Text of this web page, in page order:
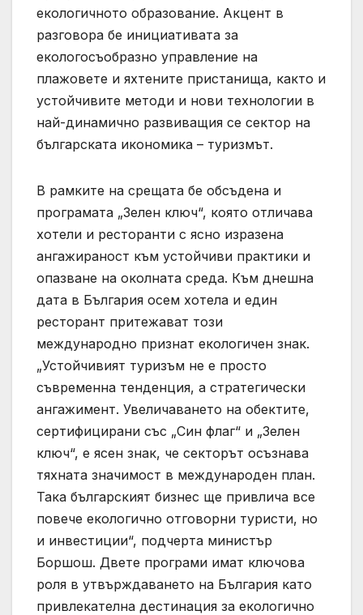
екологичното образование. Акцент в
разговора бе инициативата за
екологосъобразно управление на
плажовете и яхтените пристанища, както и
устойчивите методи и нови технологии в
най-динамично развиващия се сектор на
българската икономика – туризмът.
В рамките на срещата бе обсъдена и
програмата „Зелен ключ“, която отличава
хотели и ресторанти с ясно изразена
ангажираност към устойчиви практики и
опазване на околната среда. Към днешна
дата в България осем хотела и един
ресторант притежават този
международно признат екологичен знак.
„Устойчивият туризъм не е просто
съвременна тенденция, а стратегически
ангажимент. Увеличаването на обектите,
сертифицирани със „Син флаг“ и „Зелен
ключ“, е ясен знак, че секторът осъзнава
тяхната значимост в международен план.
Така българският бизнес ще привлича все
повече екологично отговорни туристи, но
и инвестиции“, подчерта министър
Боршош. Двете програми имат ключова
роля в утвърждаването на България като
привлекателна дестинация за екологично